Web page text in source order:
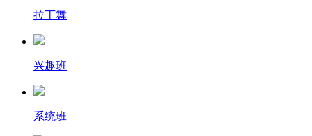
拉丁舞
兴趣班
系统班